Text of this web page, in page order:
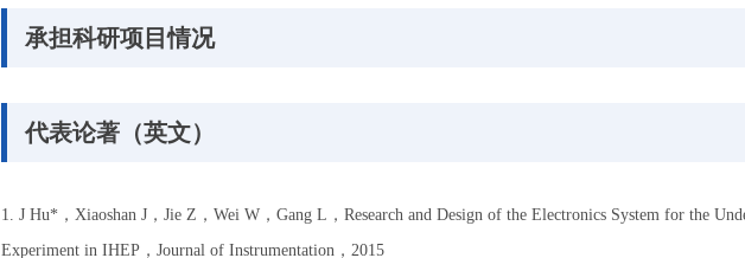
承担科研项目情况
代表论著（英文）
1. J Hu*，Xiaoshan J，Jie Z，Wei W，Gang L，Research and Design of the Electronics System for the
Experiment in IHEP，Journal of Instrumentation，2015